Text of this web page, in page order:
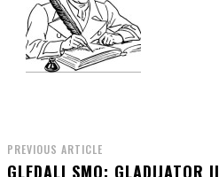
PREVIOUS ARTICLE
GLEDALI SMO: GLADIJATOR II